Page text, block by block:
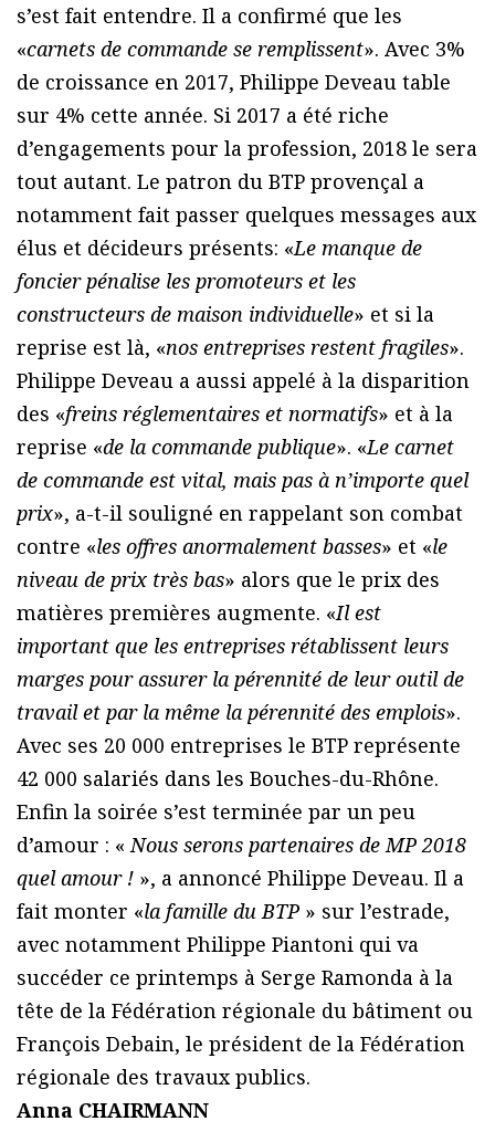
s’est fait entendre. Il a confirmé que les
«carnets de commande se remplissent». Avec 3%
de croissance en 2017, Philippe Deveau table
sur 4% cette année. Si 2017 a été riche
d’engagements pour la profession, 2018 le sera
tout autant. Le patron du BTP provençal a
notamment fait passer quelques messages aux
élus et décideurs présents: «Le manque de
foncier pénalise les promoteurs et les
constructeurs de maison individuelle» et si la
reprise est là, «nos entreprises restent fragiles».
Philippe Deveau a aussi appelé à la disparition
des «freins réglementaires et normatifs» et à la
reprise «de la commande publique». «Le carnet
de commande est vital, mais pas à n’importe quel
prix», a-t-il souligné en rappelant son combat
contre «les offres anormalement basses» et «le
niveau de prix très bas» alors que le prix des
matières premières augmente. «Il est
important que les entreprises rétablissent leurs
marges pour assurer la pérennité de leur outil de
travail et par la même la pérennité des emplois».
Avec ses 20 000 entreprises le BTP représente
42 000 salariés dans les Bouches-du-Rhône.
Enfin la soirée s’est terminée par un peu
d’amour : « Nous serons partenaires de MP 2018
quel amour ! », a annoncé Philippe Deveau. Il a
fait monter «la famille du BTP » sur l’estrade,
avec notamment Philippe Piantoni qui va
succéder ce printemps à Serge Ramonda à la
tête de la Fédération régionale du bâtiment ou
François Debain, le président de la Fédération
régionale des travaux publics.
Anna CHAIRMANN